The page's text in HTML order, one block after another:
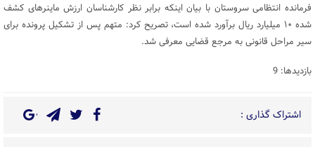
فرمانده انتظامی سروستان با بیان اینکه برابر نظر کارشناسان ارزش ماینرهای کشف
شده ۱۰ میلیارد ریال برآورد شده است، تصریح کرد: متهم پس از تشکیل پرونده برای
سیر مراحل قانونی به مرجع قضایی معرفی شد.
بازدیدها: 9
اشتراک گذاری :